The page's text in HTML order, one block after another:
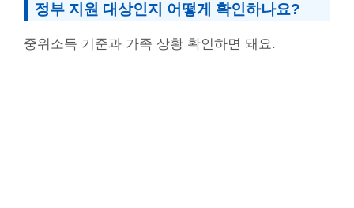
정부 지원 대상인지 어떻게 확인하나요?
중위소득 기준과 가족 상황 확인하면 돼요.